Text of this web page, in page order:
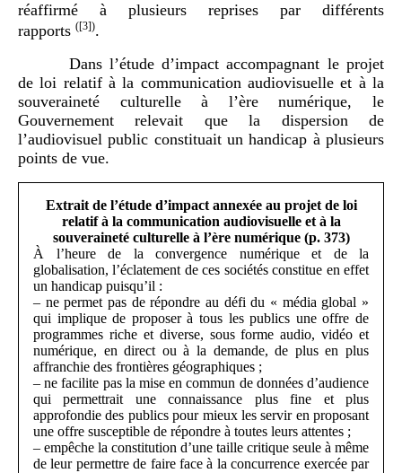
réaffirmé à plusieurs reprises par différents
rapports ([3]).
Dans l’étude d’impact accompagnant le projet
de loi relatif à la communication audiovisuelle et à la
souveraineté culturelle à l’ère numérique, le
Gouvernement relevait que la dispersion de
l’audiovisuel public constituait un handicap à plusieurs
points de vue.
Extrait de l’étude d’impact annexée au projet de loi
relatif à la communication audiovisuelle et à la
souveraineté culturelle à l’ère numérique (p. 373)
À l’heure de la convergence numérique et de la
globalisation, l’éclatement de ces sociétés constitue en effet
un handicap puisqu’il :
– ne permet pas de répondre au défi du « média global »
qui implique de proposer à tous les publics une offre de
programmes riche et diverse, sous forme audio, vidéo et
numérique, en direct ou à la demande, de plus en plus
affranchie des frontières géographiques ;
– ne facilite pas la mise en commun de données d’audience
qui permettrait une connaissance plus fine et plus
approfondie des publics pour mieux les servir en proposant
une offre susceptible de répondre à toutes leurs attentes ;
– empêche la constitution d’une taille critique seule à même
de leur permettre de faire face à la concurrence exercée par